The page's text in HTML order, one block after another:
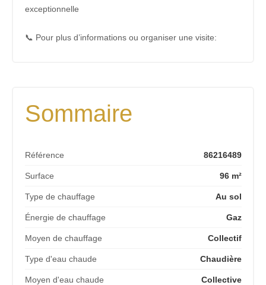
exceptionnelle
📞 Pour plus d’informations ou organiser une visite:
Sommaire
Référence 86216489
Surface 96 m²
Type de chauffage Au sol
Énergie de chauffage Gaz
Moyen de chauffage Collectif
Type d'eau chaude Chaudière
Moyen d'eau chaude Collective